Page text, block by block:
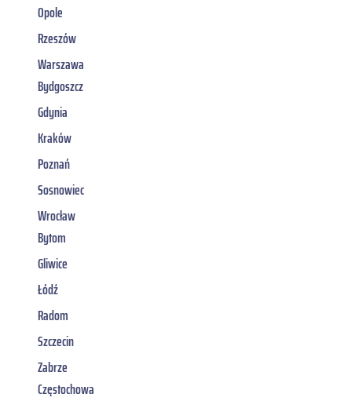
Opole
Rzeszów
Warszawa
Bydgoszcz
Gdynia
Kraków
Poznań
Sosnowiec
Wrocław
Bytom
Gliwice
Łódź
Radom
Szczecin
Zabrze
Częstochowa